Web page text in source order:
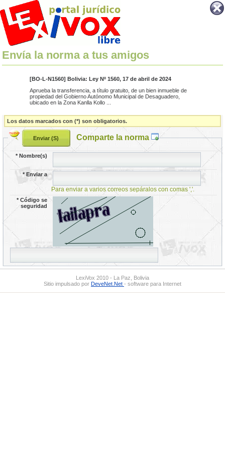
Envía la norma a tus amigos
[BO-L-N1560] Bolivia: Ley Nº 1560, 17 de abril de 2024
Aprueba la transferencia, a título gratuito, de un bien inmueble de
propiedad del Gobierno Autónomo Municipal de Desaguadero,
ubicado en la Zona Kanlla Kollo ...
Los datos marcados con (*) son obligatorios.
Comparte la norma
*Nombre(s)
*Enviar a
Para enviar a varios correos sepáralos con comas ','.
*Código se
seguridad
LexiVox 2010 - La Paz, Bolivia
Sitio impulsado por DeveNet.Net - software para Internet